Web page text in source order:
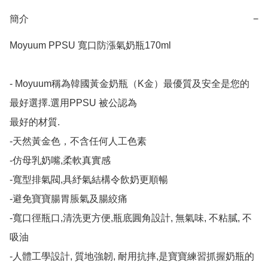
簡介 −
Moyuum PPSU 寬口防漲氣奶瓶170ml
- Moyuum稱為韓國黃金奶瓶（K金）最優質及安全是您的
最好選擇.選用PPSU 被公認為
最好的材質.
-天然黃金色，不含任何人工色素
-仿母乳奶嘴,柔軟真實感
-寬型排氣閥,具紓氣結構令飲奶更順暢
-避免寶寶腸胃脹氣及腸絞痛
-寬口徑瓶口,清洗更方便,瓶底圓角設計, 無氣味, 不粘膩, 不
吸油
-人體工學設計, 質地強韌, 耐用抗摔,是寶寶練習抓握奶瓶的